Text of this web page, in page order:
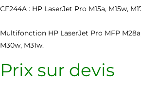
CF244A : HP LaserJet Pro M15a, M15w,
Multifonction HP LaserJet Pro MFP
M30w, M31w.
Prix sur devis